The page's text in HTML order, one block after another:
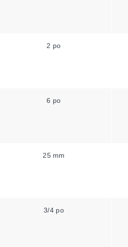
2 po
6 po
25 mm
3/4 po